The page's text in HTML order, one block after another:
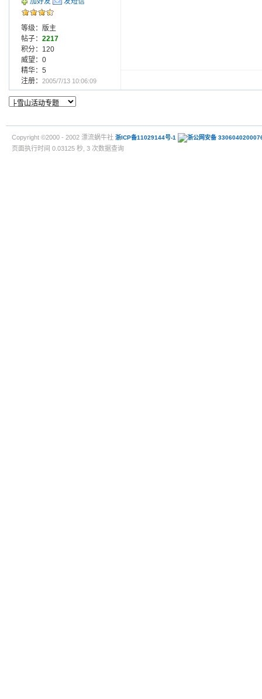
等级：版主
帖子： 2217
积分：120
威望：0
精华：5
注册： 2005/7/13 10:06:09
Copyright ©2000 - 2002 漂流蜗牛社 浙ICP备11029144号-1 浙公网安备
页面执行时间 0.03125 秒, 3 次数据查询